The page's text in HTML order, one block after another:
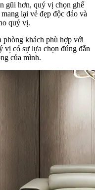
gũi hơn, quý vị chọn ghế
lại vẻ đẹp độc đáo và
quý vị.
khách phù hợp với
vị có sự lựa chọn đúng đắn
của mình.